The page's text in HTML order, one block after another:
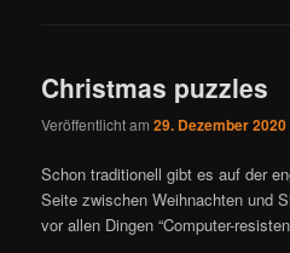
Christmas puzzles
Veröffentlicht am29. Dezember 2020
Schon traditionell gibt es auf der
Seite zwischen Weihnachten und
vor allen Dingen “Computer-